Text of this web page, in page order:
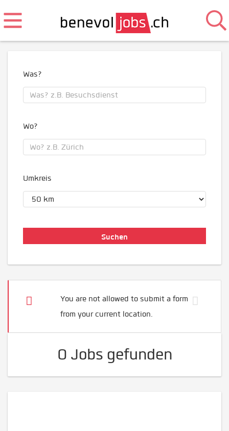
Was?
Wo?
Umkreis
You are not allowed to submit a form
from your current location.
0 Jobs gefunden